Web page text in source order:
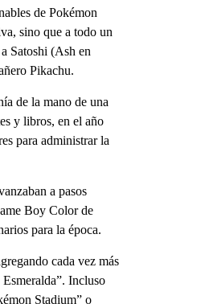
de Pokémon
sino que a todo un
Satoshi (Ash en
Pikachu.
de la mano de una
y libros, en el año
para administrar la
a pasos
Boy Color de
para la época.
cada vez más
Incluso
Stadium” o